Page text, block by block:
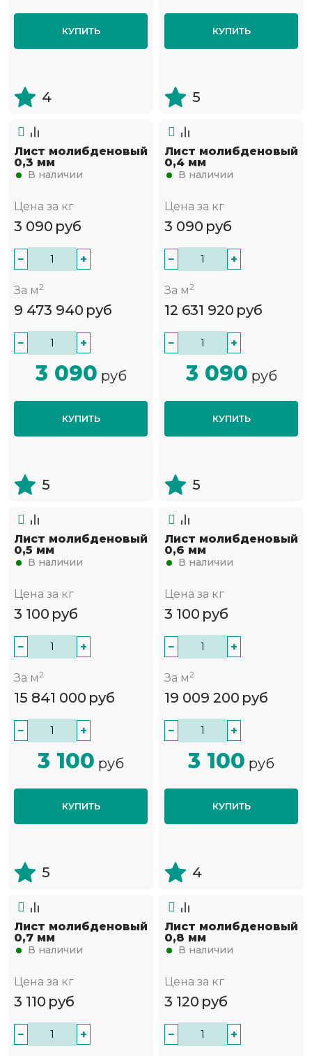
КУПИТЬ
4
КУПИТЬ
5
Лист молибденовый
0,3 мм
В наличии
Цена за кг
3 090 руб
− +
За м2
9 473 940 руб
− +
3 090 руб
КУПИТЬ
5
Лист молибденовый
0,4 мм
В наличии
Цена за кг
3 090 руб
− +
За м2
12 631 920 руб
− +
3 090 руб
КУПИТЬ
5
Лист молибденовый
0,5 мм
В наличии
Цена за кг
3 100 руб
− +
За м2
15 841 000 руб
− +
3 100 руб
КУПИТЬ
5
Лист молибденовый
0,6 мм
В наличии
Цена за кг
3 100 руб
− +
За м2
19 009 200 руб
− +
3 100 руб
КУПИТЬ
4
Лист молибденовый
0,7 мм
В наличии
Цена за кг
3 110 руб
− +
Лист молибденовый
0,8 мм
В наличии
Цена за кг
3 120 руб
− +